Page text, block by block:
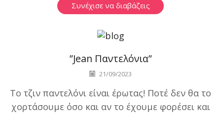
Συνέχισε να διαβάζεις
”Jean Παντελόνια”
21/09/2023
Το τζιν παντελόνι είναι έρωτας! Ποτέ δεν θα το
χορτάσουμε όσο και αν το έχουμε φορέσει και